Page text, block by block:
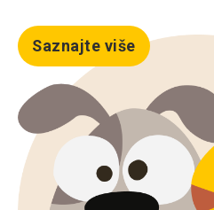
Saznajte više